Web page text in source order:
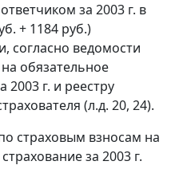
за 2003 г. в
+ 1184 руб.)
согласно ведомости
обязательное
2003 г. и реестру
(л.д. 20, 24).
страховым взносам на
за 2003 г.